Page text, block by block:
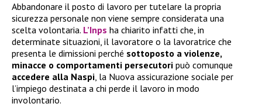
Abbandonare il posto di lavoro per tutelare la propria
sicurezza personale non viene sempre considerata una
scelta volontaria. L’Inps ha chiarito infatti che, in
determinate situazioni, il lavoratore o la lavoratrice che
presenta le dimissioni perché sottoposto a violenze,
minacce o comportamenti persecutori può comunque
accedere alla Naspi, la Nuova assicurazione sociale per
l’impiego destinata a chi perde il lavoro in modo
involontario.